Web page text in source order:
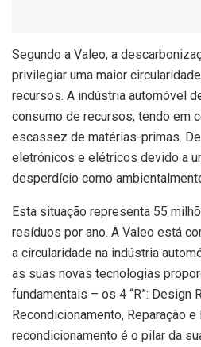
Segundo a Valeo, a
privilegiar uma maior
recursos. A indústria automóvel
consumo de recursos, tendo em
escassez de matérias-primas.
eletrónicos e elétricos devido a
desperdício como
Esta situação representa 55
resíduos por ano. A Valeo está
a circularidade na indústria
as suas novas tecnologias
fundamentais – os 4 “R”: Design
Recondicionamento, Reparação e
recondicionamento é o pilar da